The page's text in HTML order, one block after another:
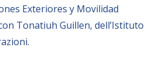
Exteriores y Movilidad
Tonatiuh Guillen, dell’Istituto